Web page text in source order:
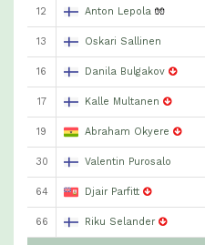
12 Anton Lepola 🧤
13 Oskari Sallinen
16 Danila Bulgakov
17 Kalle Multanen
19 Abraham Okyere
30 Valentin Purosalo
64 Djair Parfitt
66 Riku Selander